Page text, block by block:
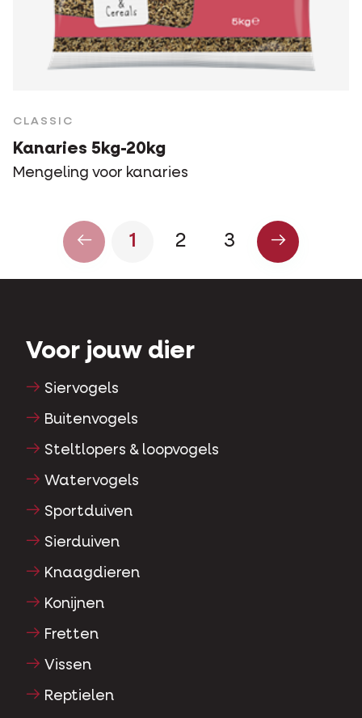
CLASSIC
Kanaries 5kg-20kg
Mengeling voor kanaries
1 2 3
Voor jouw dier
Siervogels
Buitenvogels
Steltlopers & loopvogels
Watervogels
Sportduiven
Sierduiven
Knaagdieren
Konijnen
Fretten
Vissen
Reptielen